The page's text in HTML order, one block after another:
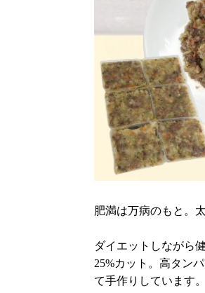
肥満は万病のもと。
ダイエットしながら
25%カット。高タン
て手作りしています。